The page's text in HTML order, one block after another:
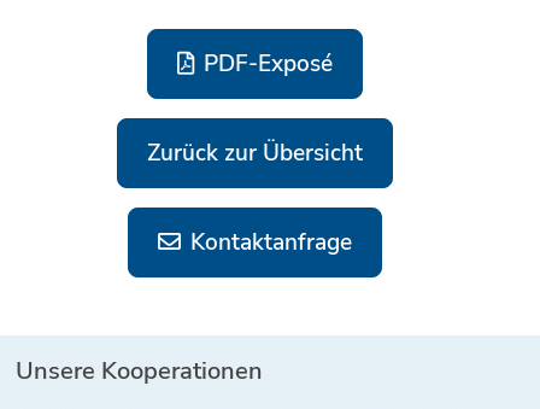
PDF-Exposé
Zurück zur Übersicht
Kontaktanfrage
Unsere Kooperationen